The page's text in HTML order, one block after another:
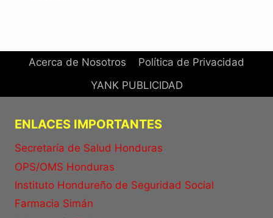
Acerca de Nosotros
Política de Privacidad
YANK PUBLICIDAD
ENLACES IMPORTANTES
Secretaría de Salud Honduras
OPS/OMS Honduras
Instituto Hondureño de Seguridad Social
Farmacia Simán